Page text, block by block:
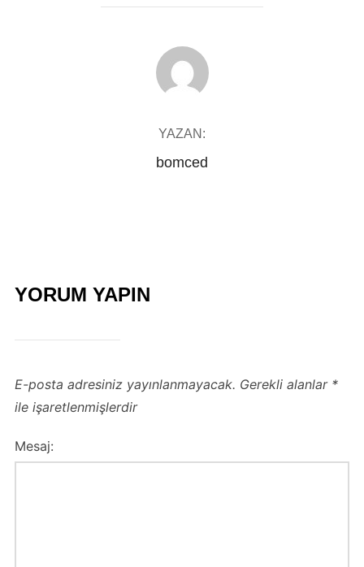
YAZAR
YAZAN:
bomced
YORUM YAPIN
E-posta adresiniz yayınlanmayacak. Gerekli alanlar *
ile işaretlenmişlerdir
Mesaj: